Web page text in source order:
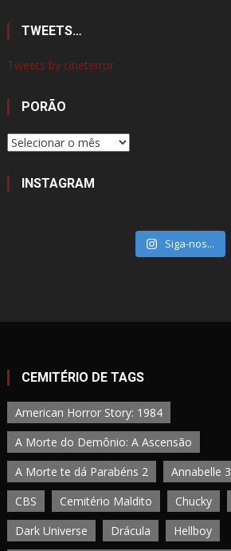
TWEETS…
Tweets by cineterror
PORÃO
Porão
INSTAGRAM
Siga-nos...
CEMITÉRIO DE TAGS
American Horror Story: 1984
A Morte do Demônio: A Ascensão
A Morte te dá Parabéns 2
Annabelle 3
CBS
Cemitério Maldito Chucky
Dark Universe
Drácula
Hellboy